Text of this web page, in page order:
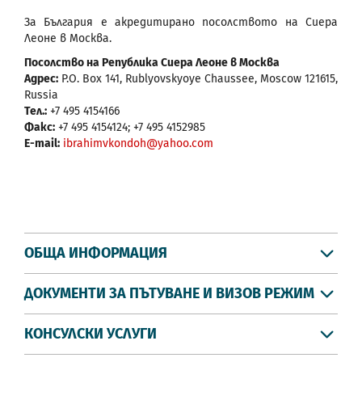
За България е акредитирано посолството на Сиера
Леоне в Москва.
Посолство на Република Сиера Леоне в Москва
Адрес: P.O. Box 141, Rublyovskyoye Chaussee, Moscow 121615,
Russia
Тел.: +7 495 4154166
Факс: +7 495 4154124; +7 495 4152985
E-mail: ibrahimvkondoh@yahoo.com
ОБЩА ИНФОРМАЦИЯ
ДОКУМЕНТИ ЗА ПЪТУВАНЕ И ВИЗОВ РЕЖИМ
КОНСУЛСКИ УСЛУГИ